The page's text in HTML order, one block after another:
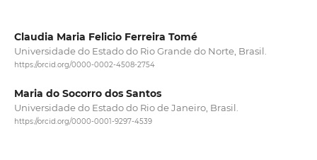
Claudia Maria Felicio Ferreira Tomé
Universidade do Estado do Rio Grande do Norte, Brasil.
https://orcid.org/0000-0002-4508-2754
Maria do Socorro dos Santos
Universidade do Estado do Rio de Janeiro, Brasil.
https://orcid.org/0000-0001-9297-4539